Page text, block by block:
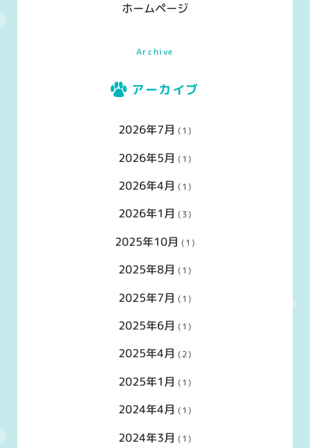
ホームページ
Archive
アーカイブ
2026年7月 (1)
2026年5月 (1)
2026年4月 (1)
2026年1月 (3)
2025年10月 (1)
2025年8月 (1)
2025年7月 (1)
2025年6月 (1)
2025年4月 (2)
2025年1月 (1)
2024年4月 (1)
2024年3月 (1)